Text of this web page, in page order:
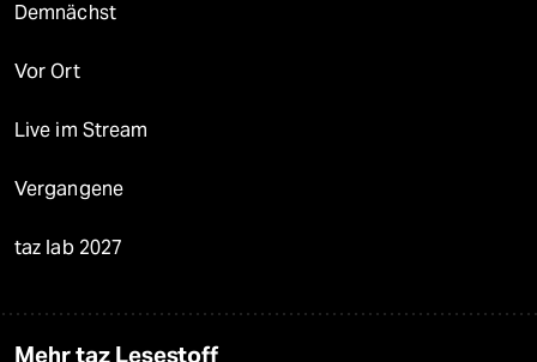
Demnächst
Vor Ort
Live im Stream
Vergangene
taz lab 2027
Mehr taz Lesestoff